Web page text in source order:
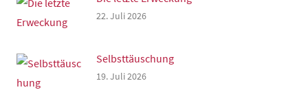
22. Juli 2026
Selbsttäuschung
19. Juli 2026